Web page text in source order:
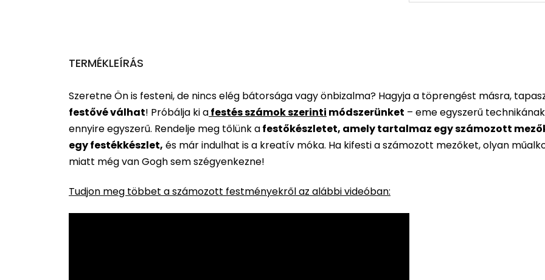
TERMÉKLEÍRÁS
Szeretne Ön is festeni, de nincs elég bátorsága vagy önbizalma? Hagyja a töprengést másra,
festővé válhat! Próbálja ki afestés számok szerinti módszerünket – eme egyszerű
ennyire egyszerű. Rendelje meg tőlünk afestőkészletet, amely tartalmaz egy számozott
egy festékkészlet, és már indulhat is a kreatív móka. Ha kifesti a számozott mezőket, olyan
miatt még van Gogh sem szégyenkezne!
Tudjon meg többet a számozott festményekről az alábbi videóban: